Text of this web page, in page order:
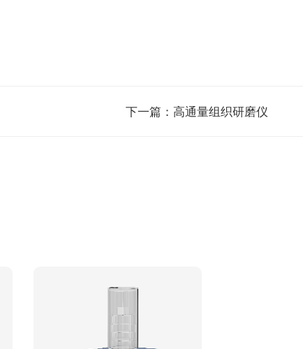
下一篇： 高通量组织研磨仪